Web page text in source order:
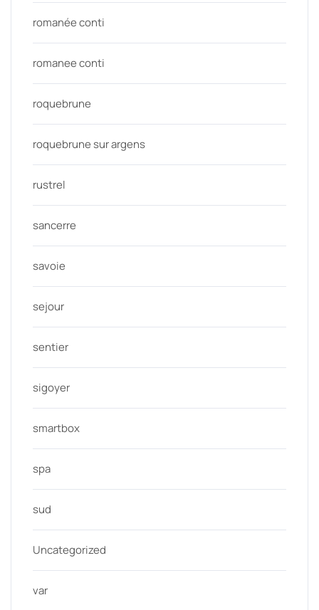
romanée conti
romanee conti
roquebrune
roquebrune sur argens
rustrel
sancerre
savoie
sejour
sentier
sigoyer
smartbox
spa
sud
Uncategorized
var